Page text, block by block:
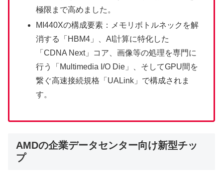
極限まで高めました。
MI440Xの構成要素：メモリボトルネックを解
消する「HBM4」、AI計算に特化した
「CDNA Next」コア、画像等の処理を専門に
行う「Multimedia I/O Die」、そしてGPU間を
繋ぐ高速接続規格「UALink」で構成されま
す。
AMDの企業データセンター向け新型チッ
プ